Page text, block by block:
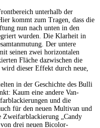
unterhalb der
kommt zum Tragen, dass die
nun nach unten in den
wurden. Die Klarheit in
Der untere
seinen zwei horizontalen
Fläche dazwischen die
dieser Effekt durch neue,
in der Geschichte des Bulli
Kaum eine andere Van-
und die
für den neuen Multivan und
Zweifarblackierung „Candy
drei neuen Bicolor-